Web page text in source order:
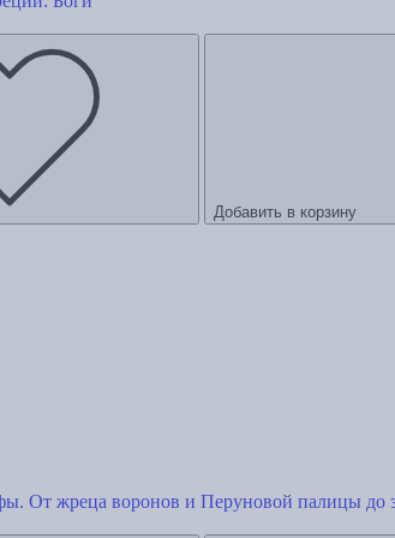
Добавить в корзину
От жреца воронов и Перуновой палицы до